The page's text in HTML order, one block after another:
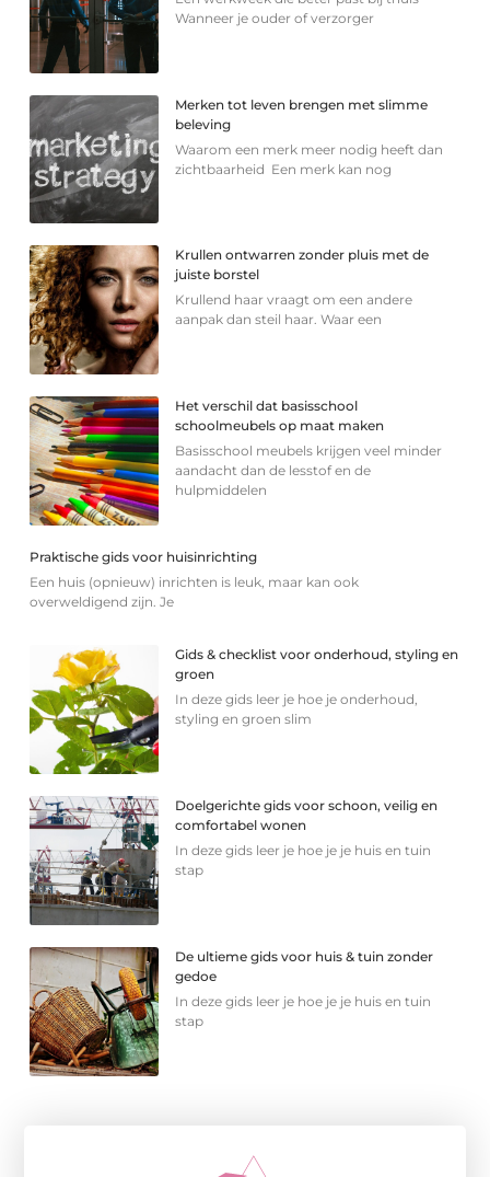
Wanneer je ouder of verzorger
Merken tot leven brengen met slimme
beleving
Waarom een merk meer nodig heeft dan
zichtbaarheid Een merk kan nog
Krullen ontwarren zonder pluis met de
juiste borstel
Krullend haar vraagt om een andere
aanpak dan steil haar. Waar een
Het verschil dat basisschool
schoolmeubels op maat maken
Basisschool meubels krijgen veel minder
aandacht dan de lesstof en de
hulpmiddelen
Praktische gids voor huisinrichting
Een huis (opnieuw) inrichten is leuk, maar kan ook
overweldigend zijn. Je
Gids & checklist voor onderhoud, styling en
groen
In deze gids leer je hoe je onderhoud,
styling en groen slim
Doelgerichte gids voor schoon, veilig en
comfortabel wonen
In deze gids leer je hoe je je huis en tuin
stap
De ultieme gids voor huis & tuin zonder
gedoe
In deze gids leer je hoe je je huis en tuin
stap